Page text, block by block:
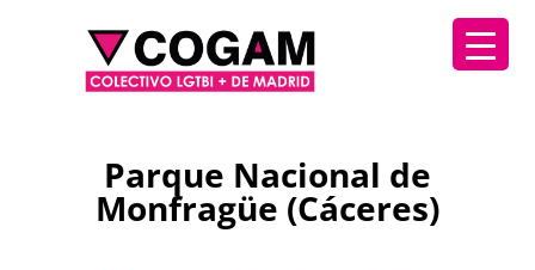
Parque Nacional de
Monfragüe (Cáceres)